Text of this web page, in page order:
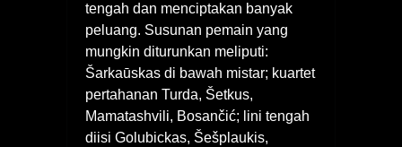
tengah dan menciptakan banyak
peluang. Susunan pemain yang
mungkin diturunkan meliputi:
Šarkaūskas di bawah mistar; kuartet
pertahanan Turda, Šetkus,
Mamatashvili, Bosančić; lini tengah
diisi Golubickas, Šešplaukis,